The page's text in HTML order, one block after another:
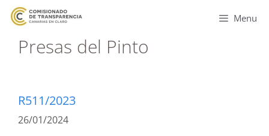
Menu
Presas del Pinto
R511/2023
26/01/2024